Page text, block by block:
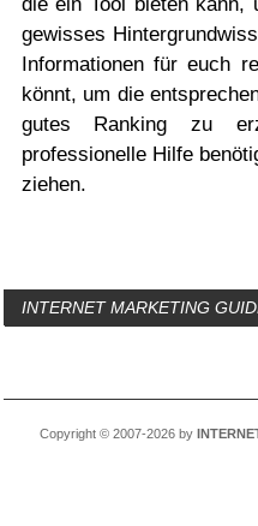
gewisses
Informationen für euch
könnt, um die
gutes Ranking zu
professionelle Hilfe
ziehen.
INTERNET MARKETING
Copyright © 2007-2026 by